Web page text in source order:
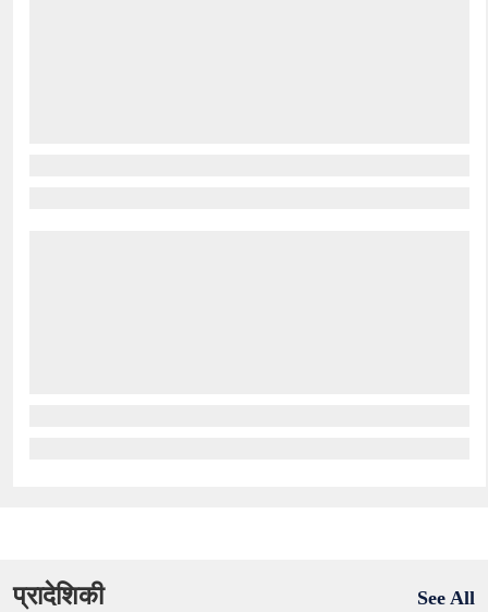
प्रादेशिकी See All